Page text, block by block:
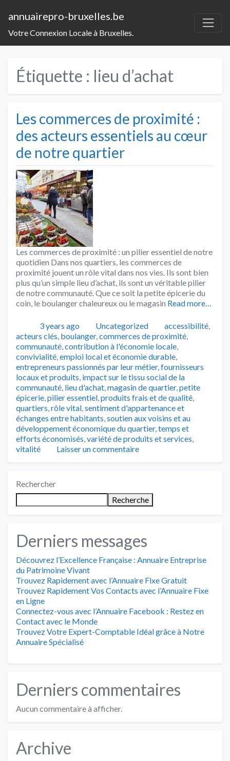
annuairepro-bruxelles.be
Votre Connexion Locale à Bruxelles.
Étiquette : lieu d’achat
Les commerces de proximité :
des acteurs essentiels au cœur
de notre quartier
Les commerces de proximité : un pilier essentiel de notre
quotidien Dans nos quartiers, les commerces de
proximité jouent un rôle vital dans nos vies. Ils sont bien
plus qu’un simple lieu d’achat, ils sont un véritable pilier
de notre communauté. Que ce soit la petite épicerie du
coin, le boulanger chaleureux ou le magasin Read more…
Publié3 years ago Catégories
Uncategorized Tags
accessibilité,
acteurs clés, boulanger,commerces de proximité,
communauté,contribution à l'économie locale,
convivialité,emploi local et économie durable,
entrepreneurs passionnés par leur métier,fournisseurs
locaux et produits, impact sur le tissu social de la
communauté, lieu d'achat,magasin de quartier,petite
épicerie,pilier essentiel,produits frais et de qualité,
quartiers,rôle vital,sentiment d'appartenance et
échanges entre habitants,soutien aux voisins et au
développement économique du quartier,temps et
efforts économisés,variété de produits et services,
vitalité
Laisser un commentaire
Rechercher
Recherche
Derniers messages
Découvrez l’Excellence Française : Annuaire Entreprise
du Patrimoine Vivant
Trouvez Rapidement avec l’Annuaire Fixe Gratuit
Trouvez Rapidement Vos Contacts avec l’Annuaire Fixe
en Ligne
Connectez-vous avec l’Annuaire Facebook : Restez en
Contact avec le Monde
Trouvez Votre Expert-Comptable Idéal grâce à Notre
Annuaire Spécialisé
Derniers commentaires
Aucun commentaire à afficher.
Archive